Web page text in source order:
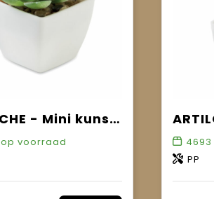
ARTIECHE - Mini kunstplant
op voorraad
4693
PP